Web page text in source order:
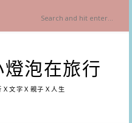
泡在旅行
文字Ｘ親子Ｘ人生